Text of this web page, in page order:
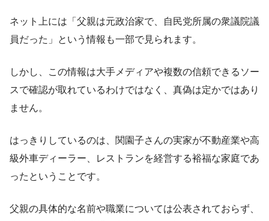
ネット上には「父親は元政治家で、自民党所属の衆議院議
員だった」という情報も一部で見られます。
しかし、この情報は大手メディアや複数の信頼できるソー
スで確認が取れているわけではなく、真偽は定かではあり
ません。
はっきりしているのは、関園子さんの実家が不動産業や高
級外車ディーラー、レストランを経営する裕福な家庭であ
ったということです。
父親の具体的な名前や職業については公表されておらず、